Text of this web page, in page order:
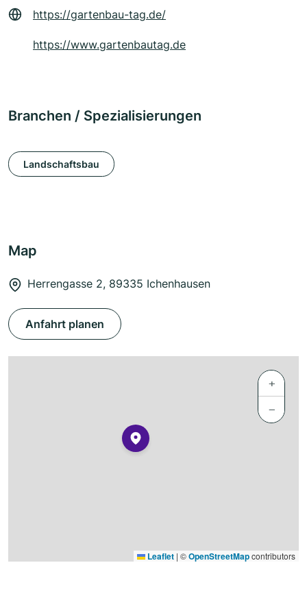
https://gartenbau-tag.de/
https://www.gartenbautag.de
Branchen / Spezialisierungen
Landschaftsbau
Map
Herrengasse 2, 89335 Ichenhausen
Anfahrt planen
+
−
Leaflet | ©OpenStreetMapcontributors